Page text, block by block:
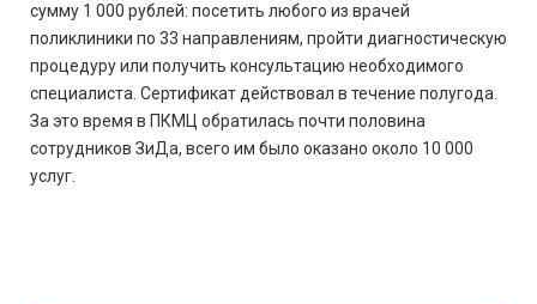
сумму 1 000 рублей: посетить любого из врачей
поликлиники по 33 направлениям, пройти диагностическую
процедуру или получить консультацию необходимого
специалиста. Сертификат действовал в течение полугода.
За это время в ПКМЦ обратилась почти половина
сотрудников ЗиДа, всего им было оказано около 10 000
услуг.